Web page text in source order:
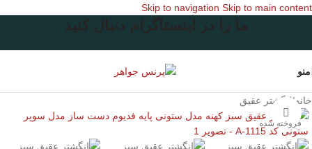
Skip to navigation Skip to main content
منو
خانه/انگشتر عقیق
فروخته شده
برای بزرگنمایی کلیک کنید